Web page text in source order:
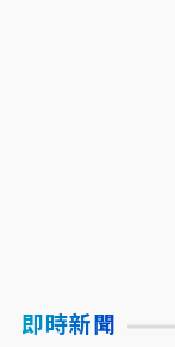
即時新聞